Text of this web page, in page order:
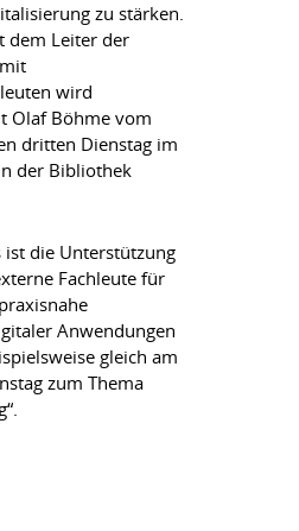
zu stärken.
dem Leiter der
wird
Olaf Böhme vom
dritten Dienstag im
der Bibliothek
ist die Unterstützung
Fachleute für
Anwendungen
gleich am
zum Thema